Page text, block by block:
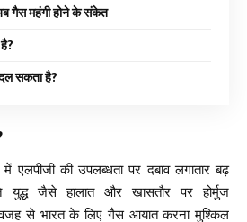
गैस महंगी होने के संकेत
सकता है?
की उपलब्धता पर दबाव लगातार बढ़
युद्ध जैसे हालात और खासतौर पर होर्मुज
से भारत के लिए गैस आयात करना मुश्किल